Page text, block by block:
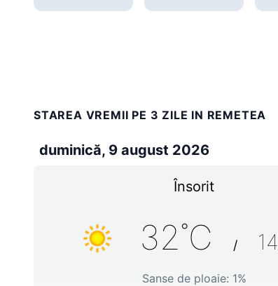
STAREA VREMII PE 3 ZILE IN REMETEA
duminică, 9 august 2026
Însorit
32˚C / 14
Sanse de ploaie: 1%